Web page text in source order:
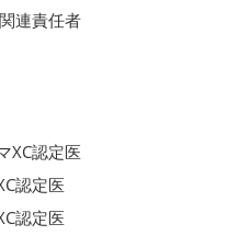
連責任者
XC認定医
認定医
認定医